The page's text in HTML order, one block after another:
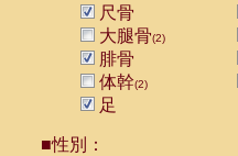
尺骨
大腿骨(2)
腓骨
体幹(2)
足
■性別：